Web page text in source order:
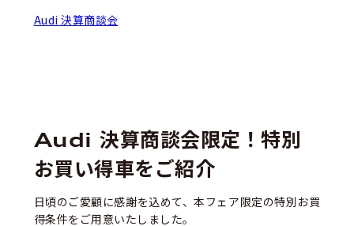
Audi 決算商談会
Audi 決算商談会限定！特別
お買い得車をご紹介
日頃のご愛顧に感謝を込めて、本フェア限定の特別お買
得条件をご用意いたしました。